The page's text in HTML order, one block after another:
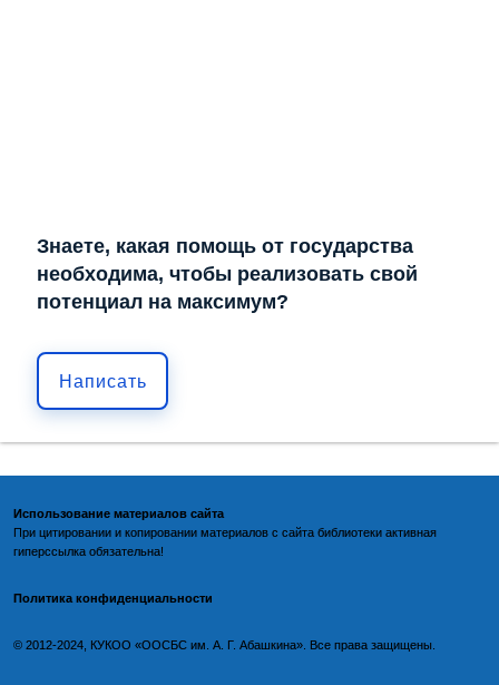
Знаете, какая помощь от государства
необходима, чтобы реализовать свой
потенциал на максимум?
Написать
Использование материалов сайта
При цитировании и копировании материалов с сайта библиотеки активная
гиперссылка обязательна!
Политика конфиденциальности
©️ 2012-2024, КУКОО «ООСБС им. А. Г. Абашкина». Все права защищены.